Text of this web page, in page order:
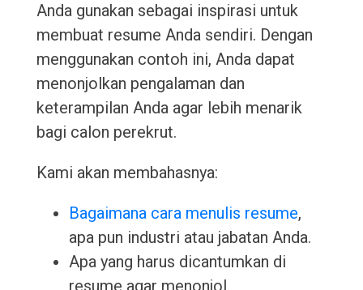
Anda gunakan sebagai inspirasi untuk
membuat resume Anda sendiri. Dengan
menggunakan contoh ini, Anda dapat
menonjolkan pengalaman dan
keterampilan Anda agar lebih menarik
bagi calon perekrut.
Kami akan membahasnya:
Bagaimana cara menulis resume,
apa pun industri atau jabatan Anda.
Apa yang harus dicantumkan di
resume agar menonjol.